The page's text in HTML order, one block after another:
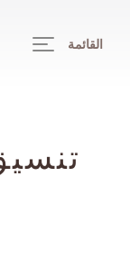
القائمة